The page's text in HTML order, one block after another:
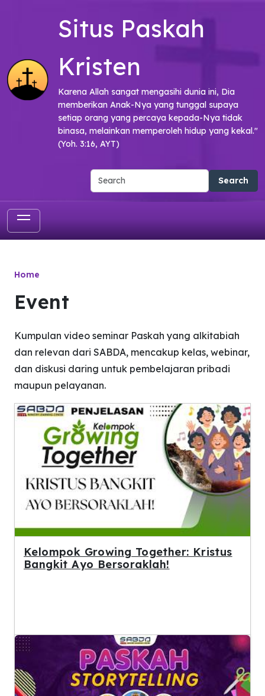
Situs Paskah
Kristen
Karena Allah sangat mengasihi dunia ini, Dia
memberikan Anak-Nya yang tunggal supaya
setiap orang yang percaya kepada-Nya tidak
binasa, melainkan memperoleh hidup yang kekal."
(Yoh. 3:16, AYT)
Home
Event
Kumpulan video seminar Paskah yang alkitabiah
dan relevan dari SABDA, mencakup kelas, webinar,
dan diskusi daring untuk pembelajaran pribadi
maupun pelayanan.
Kelompok Growing Together: Kristus
Bangkit Ayo Bersoraklah!